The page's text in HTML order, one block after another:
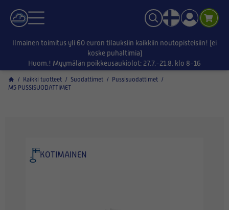
Ilmainen toimitus yli 60 euron tilauksiin kaikkiin noutopisteisiin! (ei
koske puhaltimia)
Huom.! Myymälän poikkeusaukiolot: 27.7.-21.8. klo 8-16
/ Kaikki tuotteet / Suodattimet / Pussisuodattimet /
M5 PUSSISUODATTIMET
KOTIMAINEN